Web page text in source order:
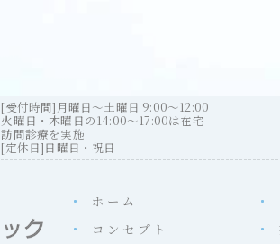
[受付時間]月曜日～土曜日 9:00～12:00
火曜日・木曜日の14:00～17:00は在宅
訪問診療を実施
[定休日]日曜日・祝日
ホーム
コンセプト